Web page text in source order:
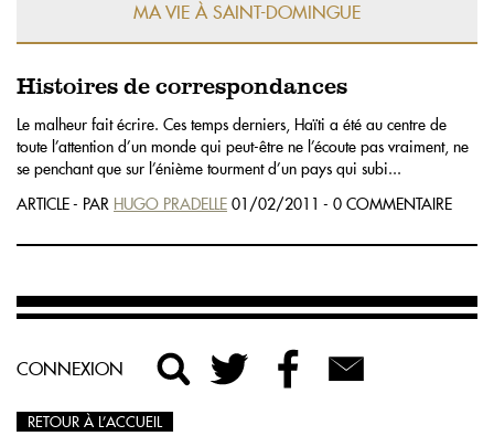
MA VIE À SAINT-DOMINGUE
Histoires de correspondances
Le malheur fait écrire. Ces temps derniers, Haïti a été au centre de
toute l’attention d’un monde qui peut-être ne l’écoute pas vraiment, ne
se penchant que sur l’énième tourment d’un pays qui subi...
ARTICLE - PAR HUGO PRADELLE 01/02/2011 - 0 COMMENTAIRE
CONNEXION
RETOUR À L’ACCUEIL